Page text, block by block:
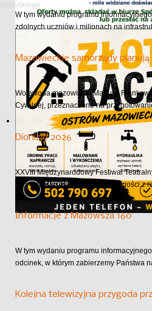
W tym wydaniu programu
zdolnych uczniów i milionach na
Mazowieckie samorządy
Wojewoda mazowiecki Mariusz
Cywilnej, przeznaczone na
Dionizje 2026
XXVIII Międzynarodowy Festiwal
przyciągając mieszkańców oraz gości z
Informacje z Mazowsza 160
W tym wydaniu programu
odcinek, w którym zabierzemy Państwa
Kolejna telewizyjna przygoda